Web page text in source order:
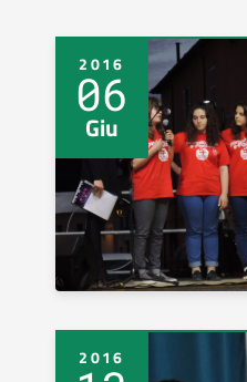
2016
06
Giu
2016